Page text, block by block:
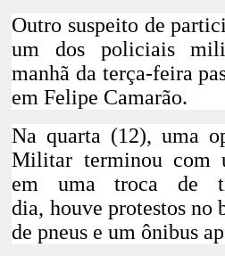
Outro suspeito de
um dos policiais
manhã da terça-feira
em Felipe Camarão.
Na quarta (12), uma
Militar terminou com
em uma troca de
dia, houve protestos no
de pneus e um ônibus